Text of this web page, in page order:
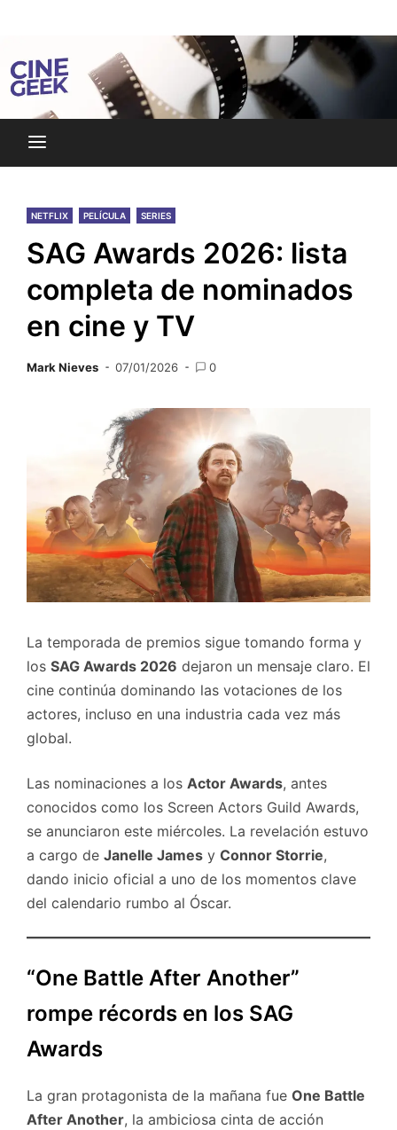
Cine Geek
NETFLIX PELÍCULA SERIES
SAG Awards 2026: lista
completa de nominados
en cine y TV
Mark Nieves 07/01/2026 0
La temporada de premios sigue tomando forma y
los SAG Awards 2026 dejaron un mensaje claro. El
cine continúa dominando las votaciones de los
actores, incluso en una industria cada vez más
global.
Las nominaciones a los Actor Awards, antes
conocidos como los Screen Actors Guild Awards,
se anunciaron este miércoles. La revelación estuvo
a cargo de Janelle James y Connor Storrie,
dando inicio oficial a uno de los momentos clave
del calendario rumbo al Óscar.
“One Battle After Another”
rompe récords en los SAG
Awards
La gran protagonista de la mañana fue One Battle
After Another, la ambiciosa cinta de acción